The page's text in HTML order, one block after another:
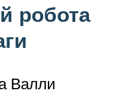
робота
Валли